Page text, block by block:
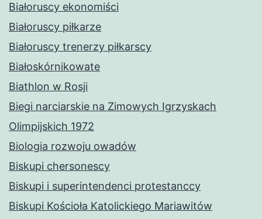
Białoruscy ekonomiści
Białoruscy piłkarze
Białoruscy trenerzy piłkarscy
Białoskórnikowate
Biathlon w Rosji
Biegi narciarskie na Zimowych Igrzyskach
Olimpijskich 1972
Biologia rozwoju owadów
Biskupi chersonescy
Biskupi i superintendenci protestanccy
Biskupi Kościoła Katolickiego Mariawitów